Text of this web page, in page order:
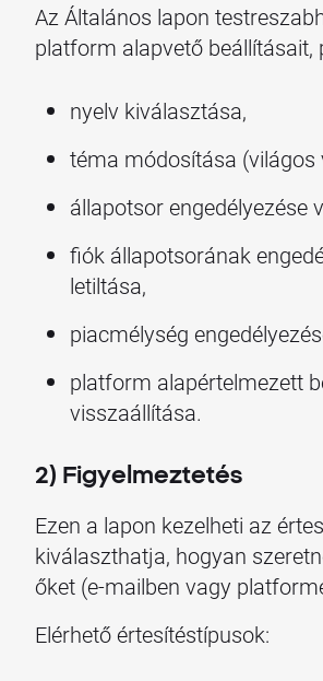
Az Általános lapon
platform alapvető beállításait,
nyelv kiválasztása,
téma módosítása (világos
állapotsor engedélyezése
fiók állapotsorának
letiltása,
piacmélység
platform alapértelmezett
visszaállítása.
2) Figyelmeztetés
Ezen a lapon kezelheti az
kiválaszthatja, hogyan
őket (e-mailben vagy
Elérhető értesítéstípusok: